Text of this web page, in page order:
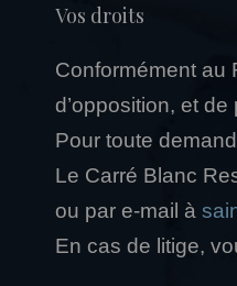
Vos droits
Conformément au
d’opposition, et
Pour toute
Le Carré Blanc
ou par e-mail à
En cas de litige,